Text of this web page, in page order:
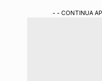
- - CONTINUA